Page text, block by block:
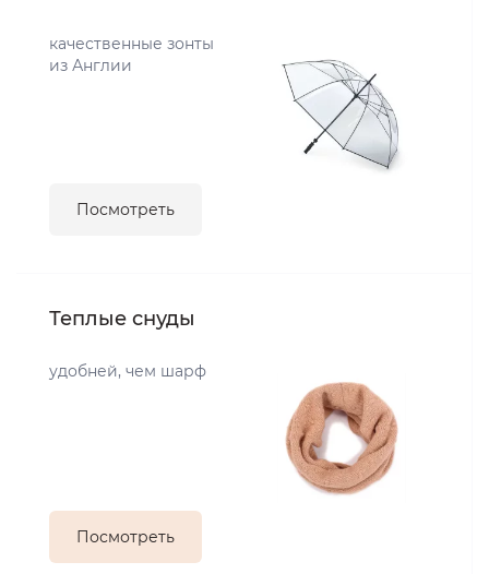
качественные зонты
из Англии
Посмотреть
Теплые снуды
удобней, чем шарф
Посмотреть